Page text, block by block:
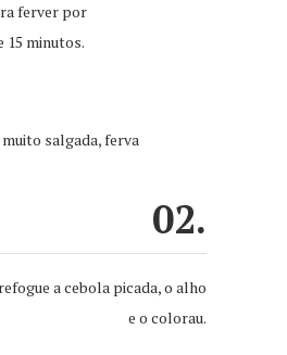
ferver por
15 minutos.
salgada, ferva
02.
a cebola picada, o alho
e o colorau.